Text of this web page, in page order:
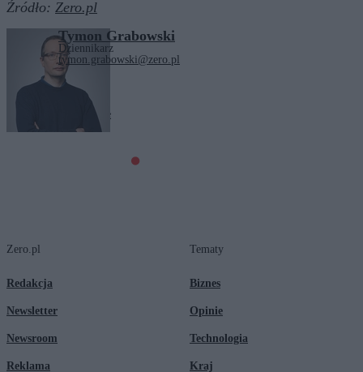
Źródło: Zero.pl
Tymon Grabowski
Dziennikarz
tymon.grabowski@zero.pl
parkowanie
Zero.pl
Redakcja
Newsletter
Newsroom
Reklama
Tematy
Biznes
Opinie
Technologia
Kraj